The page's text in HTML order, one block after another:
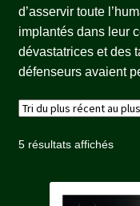
Validation de la
d’asservir toute
implantés dans leur
dévastatrices et des
défenseurs avaient
5 résultats affichésTrié